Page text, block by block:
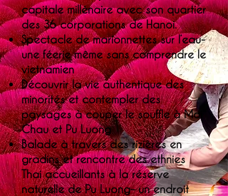
capitale millénaire avec son quartier
des 36 corporations de Hanoi.
Spectacle de marionnettes sur l’eau-
une féerie même sans comprendre le
vietnamien
Découvrir la vie authentique des
minorités et contempler des
paysages à couper le souffle à Mai
Chau et Pu Luong
Balade à travers des rizières en
gradins et rencontre des ethnies
Thai accueillants à la réserve
naturelle de Pu Luong– un endroit